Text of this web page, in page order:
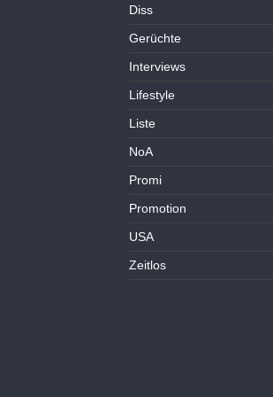
Diss
Gerüchte
Interviews
Lifestyle
Liste
NoA
Promi
Promotion
USA
Zeitlos